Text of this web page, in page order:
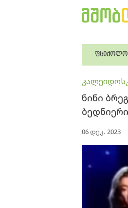
ნინი
06 დეკ. 2023